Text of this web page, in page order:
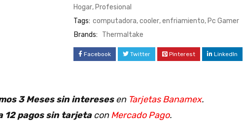
Hogar, Profesional
Tags: computadora,cooler,enfriamiento, Pc Gamer
Brands:
Thermaltake
Facebook Twitter Pinterest LinkedIn
3 Meses sin interesesen Tarjetas Banamex.
12 pagos sin tarjetaconMercado Pago.